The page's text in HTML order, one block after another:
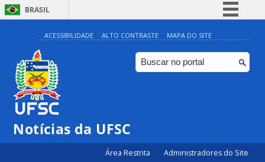
BRASIL
Simplifique!
Comunica BR
Participe
ACESSIBILIDADE ALTO CONTRASTE MAPA DO SITE
Notícias da UFSC
Área Restrita Administradores do Site